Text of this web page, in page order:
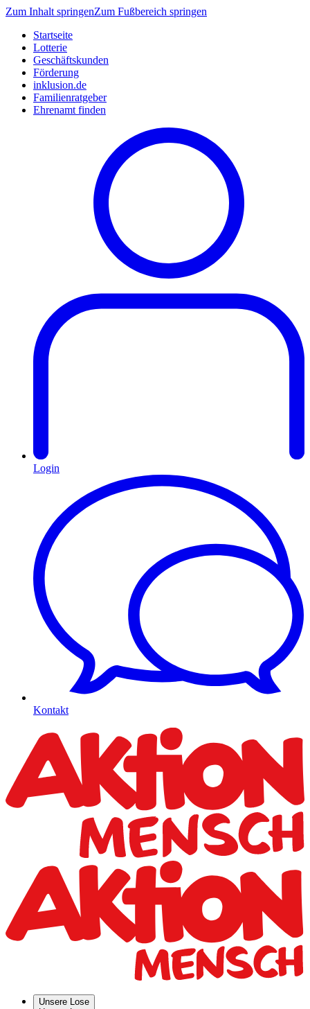
Zum Inhalt springenZum Fußbereich springen
Startseite
Lotterie
Geschäftskunden
Förderung
inklusion.de
Familienratgeber
Ehrenamt finden
Login
Kontakt
Unsere Lose